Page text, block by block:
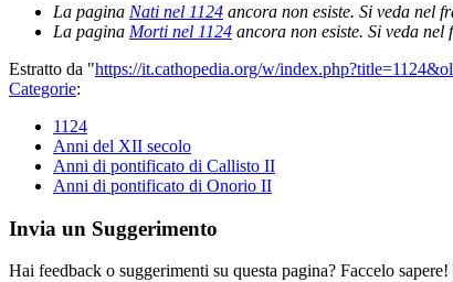
La pagina Nati nel 1124 ancora non esiste. Si veda nel
La pagina Morti nel 1124 ancora non esiste. Si veda nel
Estratto da "https://it.cathopedia.org/w/
Categorie:
1124
Anni del XII secolo
Anni di pontificato di Callisto II
Anni di pontificato di Onorio II
Invia un Suggerimento
Hai feedback o suggerimenti su questa pagina? Faccelo